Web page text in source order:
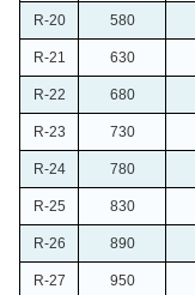
R-20 580
R-21 630
R-22 680
R-23 730
R-24 780
R-25 830
R-26 890
R-27 950